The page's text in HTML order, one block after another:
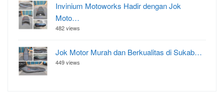
Invinium Motoworks Hadir dengan Jok
Moto…
482 views
Jok Motor Murah dan Berkualitas di Sukab…
449 views